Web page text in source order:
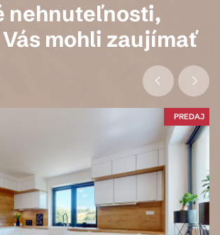
nehnuteľnosti,
mohli zaujímať
PREDAJ